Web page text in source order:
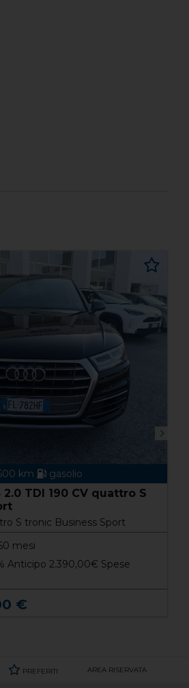
km gasolio
2.0 TDI 190 CV quattro S
S tronic Business Sport
mesi
Anticipo 2.390,00€ Spese
€
PREFERITI AREA RISERVATA